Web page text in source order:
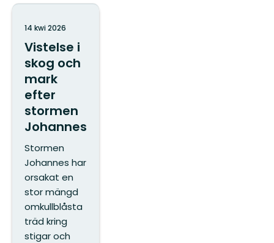
Vistelse i
skog och
mark
efter
stormen
Johannes
14 kwi 2026
Stormen
Johannes har
orsakat en
stor mängd
omkullblåsta
träd kring
stigar och